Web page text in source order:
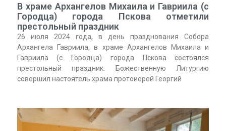
В храме Архангелов Михаила и Гавриила (с
Городца) города Пскова отметили
престольный праздник
26 июля 2024 года, в день празднования Собора
Архангела Гавриила, в храме Архангелов Михаила и
Гавриила (с Городца) города Пскова состоялся
престольный праздник. Божественную Литургию
совершил настоятель храма протоиерей Георгий